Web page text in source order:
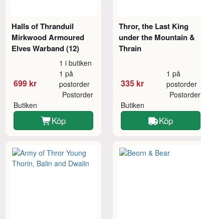
Halls of Thranduil
Mirkwood Armoured
Elves Warband (12)
699 kr
1 i butiken
1 på
postorder
Butiken
Postorder
Köp
Thror, the Last King
under the Mountain &
Thrain
335 kr
1 på
postorder
Butiken
Postorder
Köp